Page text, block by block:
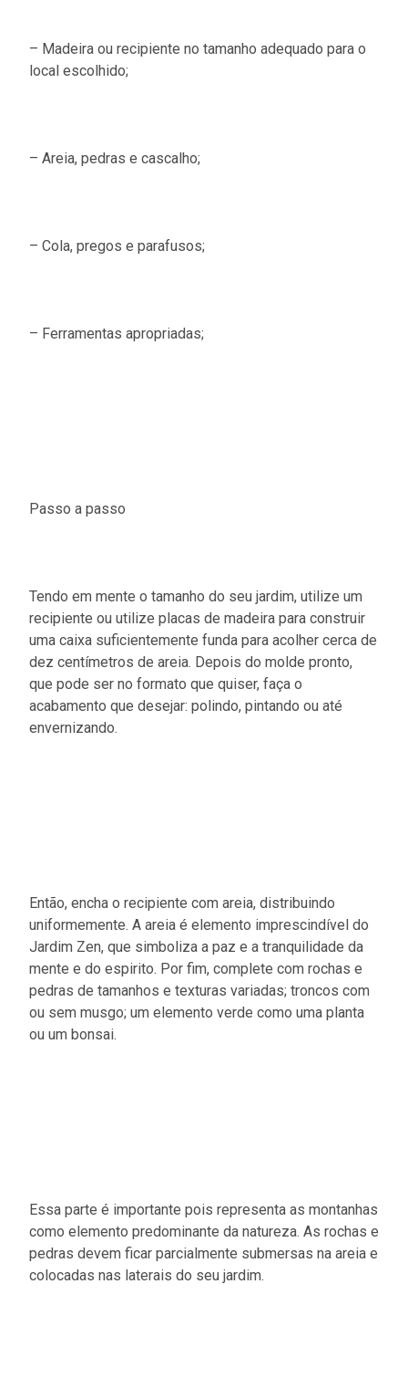
– Madeira ou recipiente no tamanho adequado para o
local escolhido;
– Areia, pedras e cascalho;
– Cola, pregos e parafusos;
– Ferramentas apropriadas;
Passo a passo
Tendo em mente o tamanho do seu jardim, utilize um
recipiente ou utilize placas de madeira para construir
uma caixa suficientemente funda para acolher cerca de
dez centímetros de areia. Depois do molde pronto,
que pode ser no formato que quiser, faça o
acabamento que desejar: polindo, pintando ou até
envernizando.
Então, encha o recipiente com areia, distribuindo
uniformemente. A areia é elemento imprescindível do
Jardim Zen, que simboliza a paz e a tranquilidade da
mente e do espirito. Por fim, complete com rochas e
pedras de tamanhos e texturas variadas; troncos com
ou sem musgo; um elemento verde como uma planta
ou um bonsai.
Essa parte é importante pois representa as montanhas
como elemento predominante da natureza. As rochas e
pedras devem ficar parcialmente submersas na areia e
colocadas nas laterais do seu jardim.